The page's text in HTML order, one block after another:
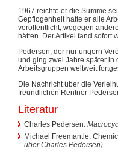
1967 reichte er die Summe
Gepflogenheit hatte er alle
veröffentlicht, wogegen
hätten. Der Artikel fand sofort
Pedersen, der nur ungern
und ging zwei Jahre später in
Arbeitsgruppen weltweit
Die Nachricht über die
freundlichen Rentner
Literatur
Charles Pedersen:
Michael Freemantle;
über Charles Pedersen)